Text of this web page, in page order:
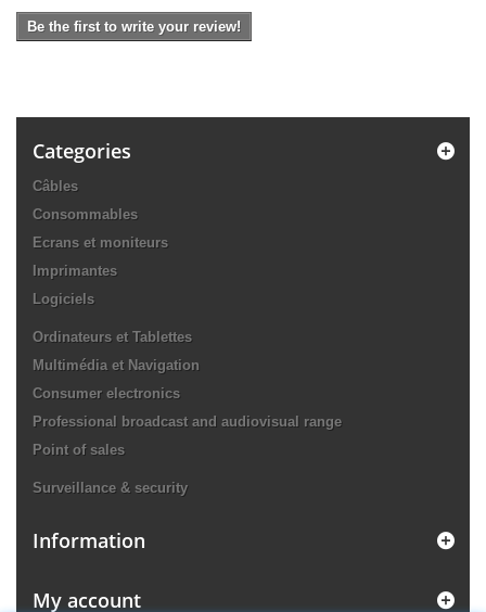
Be the first to write your review!
Categories
Câbles
Consommables
Ecrans et moniteurs
Imprimantes
Logiciels
Ordinateurs et Tablettes
Multimédia et Navigation
Consumer electronics
Professional broadcast and audiovisual range
Point of sales
Surveillance & security
Information
My account